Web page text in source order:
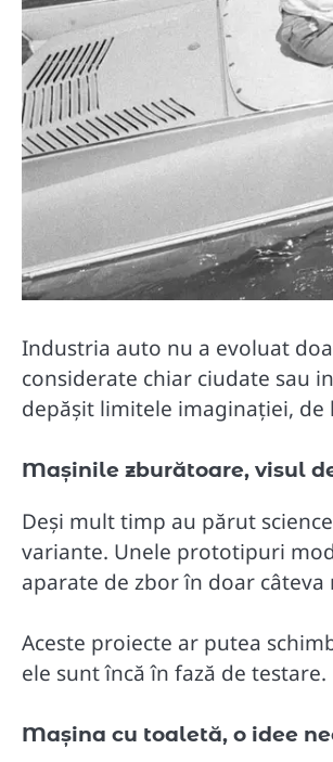
Industria auto nu a evoluat
considerate chiar ciudate sau
depășit limitele imaginației,
Mașinile zburătoare, visul
Deși mult timp au părut
variante. Unele prototipuri
aparate de zbor în doar câteva
Aceste proiecte ar putea
ele sunt încă în fază de testare.
Mașina cu toaletă, o idee